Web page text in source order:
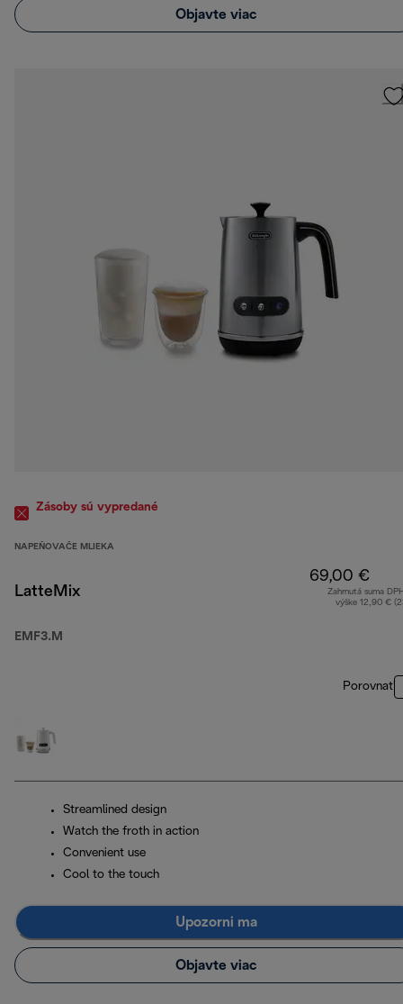
Objavte viac
Zásoby sú vypredané
NAPEŇOVAČE MLIEKA
LatteMix
EMF3.M
69,00 €
Zahrnutá suma
výške 12,90 €
Porovnať
Streamlined design
Watch the froth in action
Convenient use
Cool to the touch
Upozorni ma
Objavte viac